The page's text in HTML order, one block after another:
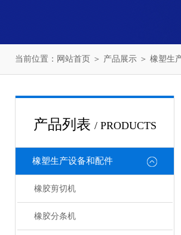
当前位置： 网站首页 ＞ 产品展示 ＞ 橡塑生
产品列表 / PRODUCTS
橡塑生产设备和配件
橡胶剪切机
橡胶分条机